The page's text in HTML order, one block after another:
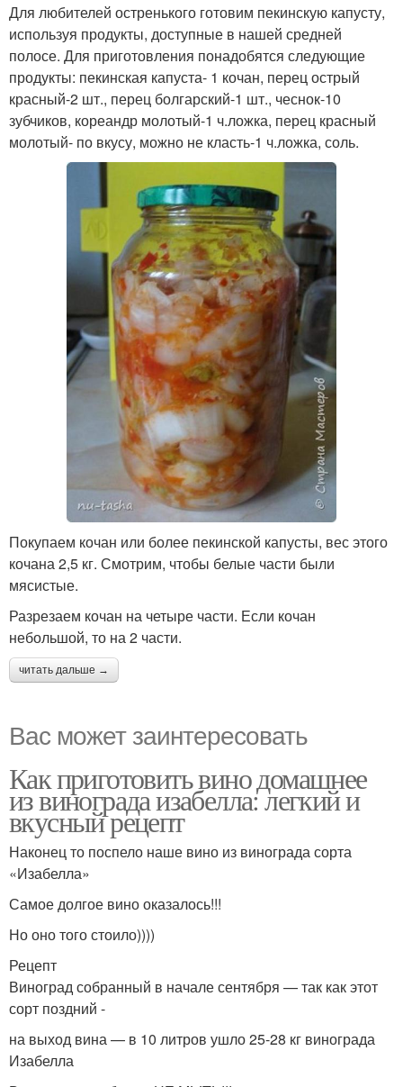
Для любителей остренького готовим пекинскую капусту,
используя продукты, доступные в нашей средней
полосе. Для приготовления понадобятся следующие
продукты: пекинская капуста- 1 кочан, перец острый
красный-2 шт., перец болгарский-1 шт., чеснок-10
зубчиков, кореандр молотый-1 ч.ложка, перец красный
молотый- по вкусу, можно не класть-1 ч.ложка, соль.
Покупаем кочан или более пекинской капусты, вес этого
кочана 2,5 кг. Смотрим, чтобы белые части были
мясистые.
Разрезаем кочан на четыре части. Если кочан
небольшой, то на 2 части.
читать дальше →
Вас может заинтересовать
Как приготовить вино домашнее
из винограда изабелла: легкий и
вкусный рецепт
Наконец то поспело наше вино из винограда сорта
«Изабелла»
Самое долгое вино оказалось!!!
Но оно того стоило))))
Рецепт
Виноград собранный в начале сентября — так как этот
сорт поздний -
на выход вина — в 10 литров ушло 25-28 кг винограда
Изабелла